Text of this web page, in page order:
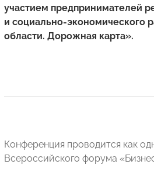
участием предпринимателей
и социально-экономического
области. Дорожная карта».
Конференция проводится как
Всероссийского форума